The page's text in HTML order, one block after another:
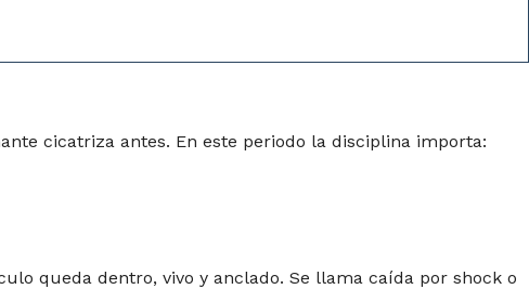
cicatriza antes. En este periodo la disciplina importa:
queda dentro, vivo y anclado. Se llama caída por shock o